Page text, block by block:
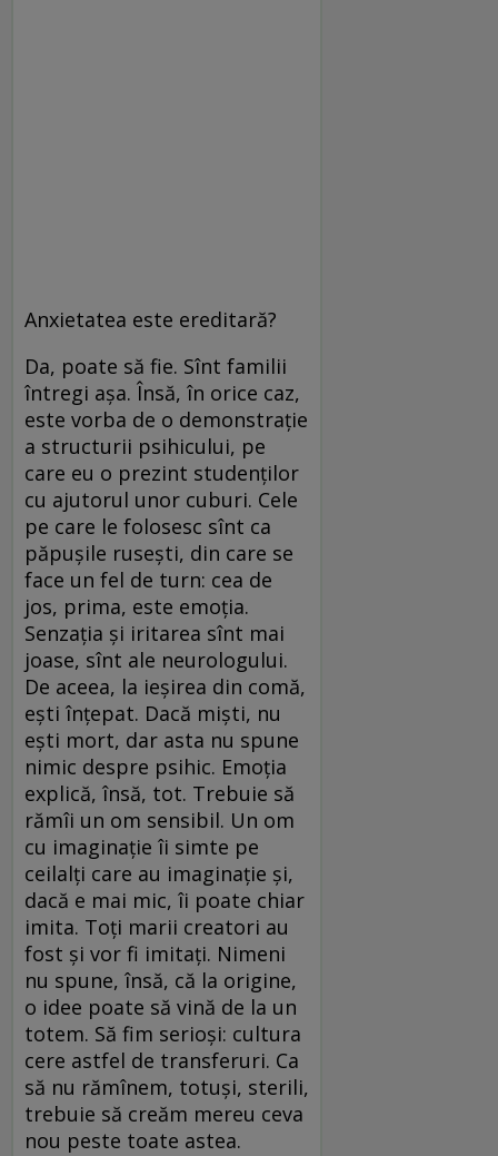
Anxietatea este ereditară?
Da, poate să fie. Sînt familii
întregi așa. Însă, în orice caz,
este vorba de o demonstrație
a structurii psihicului, pe
care eu o prezint studenților
cu ajutorul unor cuburi. Cele
pe care le folosesc sînt ca
păpușile rusești, din care se
face un fel de turn: cea de
jos, prima, este emoția.
Senzația și iritarea sînt mai
joase, sînt ale neurologului.
De aceea, la ieșirea din comă,
ești înțepat. Dacă miști, nu
ești mort, dar asta nu spune
nimic despre psihic. Emoția
explică, însă, tot. Trebuie să
rămîi un om sensibil. Un om
cu imaginație îi simte pe
ceilalți care au imaginație și,
dacă e mai mic, îi poate chiar
imita. Toți marii creatori au
fost și vor fi imitați. Nimeni
nu spune, însă, că la origine,
o idee poate să vină de la un
totem. Să fim serioși: cultura
cere astfel de transferuri. Ca
să nu rămînem, totuși, sterili,
trebuie să creăm mereu ceva
nou peste toate astea.